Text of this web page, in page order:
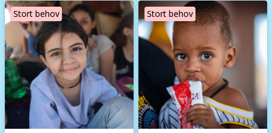
Stort behov
Image
Stort behov
Image